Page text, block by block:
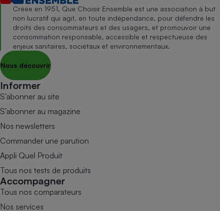
Créée en 1951, Que Choisir Ensemble est une association à but
non lucratif qui agit, en toute indépendance, pour défendre les
droits des consommateurs et des usagers, et promouvoir une
consommation responsable, accessible et respectueuse des
enjeux sanitaires, sociétaux et environnementaux.
Nous découvrir
Informer
S’abonner au site
S’abonner au magazine
Nos newsletters
Commander une parution
Appli Quel Produit
Tous nos tests de produits
Accompagner
Tous nos comparateurs
Nos services